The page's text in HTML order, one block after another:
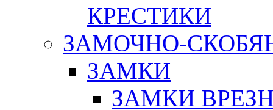
КРЕСТИКИ
ЗАМОЧНО-
ЗАМКИ
ЗАМКИ